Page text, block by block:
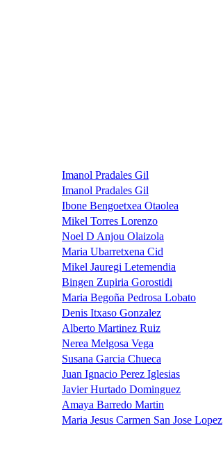
Imanol Pradales Gil
Imanol Pradales Gil
Ibone Bengoetxea Otaolea
Mikel Torres Lorenzo
Noel D Anjou Olaizola
Maria Ubarretxena Cid
Mikel Jauregi Letemendia
Bingen Zupiria Gorostidi
Maria Begoña Pedrosa Lobato
Denis Itxaso Gonzalez
Alberto Martinez Ruiz
Nerea Melgosa Vega
Susana Garcia Chueca
Juan Ignacio Perez Iglesias
Javier Hurtado Dominguez
Amaya Barredo Martin
Maria Jesus Carmen San Jose Lopez